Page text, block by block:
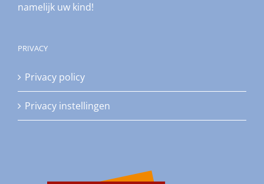
namelijk uw kind!
PRIVACY
Privacy policy
Privacy instellingen